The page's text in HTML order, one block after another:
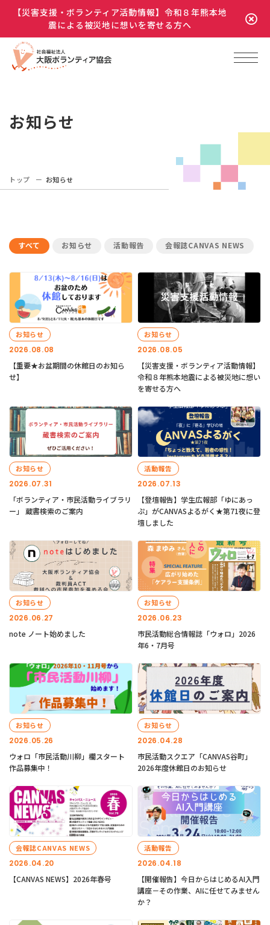
【災害支援・ボランティア活動情報】令和８年熊本地
震による被災地に想いを寄せる方へ
お知らせ
トップ お知らせ
すべて お知らせ 活動報告 会報誌CANVAS NEWS
2026.08.08
お知らせ
【重要★お盆期間の休館日のお知ら
せ】
2026.08.05
お知らせ
【災害支援・ボランティア活動情報】
令和８年熊本地震による被災地に想い
を寄せる方へ
2026.07.31
お知らせ
「ボランティア・市民活動ライブラリ
ー」 蔵書検索のご案内
2026.07.13
活動報告
【登壇報告】学生広報部「ゆにあっ
ぷ」がCANVASよるがく★第71夜に登
壇しました
2026.06.27
お知らせ
note ノート始めました
2026.06.23
お知らせ
市民活動総合情報誌「ウォロ」2026
年6・7月号
2026.05.26
お知らせ
ウォロ「市民活動川柳」欄スタート
作品募集中！
2026.04.28
お知らせ
市民活動スクエア「CANVAS谷町」
2026年度休館日のお知らせ
2026.04.20
会報誌CANVAS NEWS
【CANVAS NEWS】2026年春号
2026.04.18
活動報告
【開催報告】今日からはじめるAI入門
講座－その作業、AIに任せてみません
か？